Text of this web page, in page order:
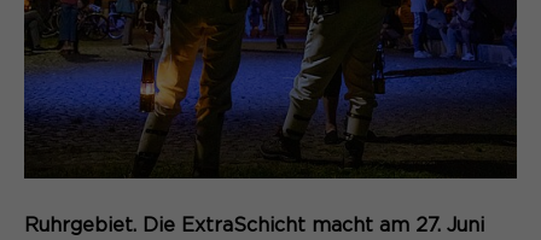
Ruhrgebiet. Die ExtraSchicht macht am 27. Juni